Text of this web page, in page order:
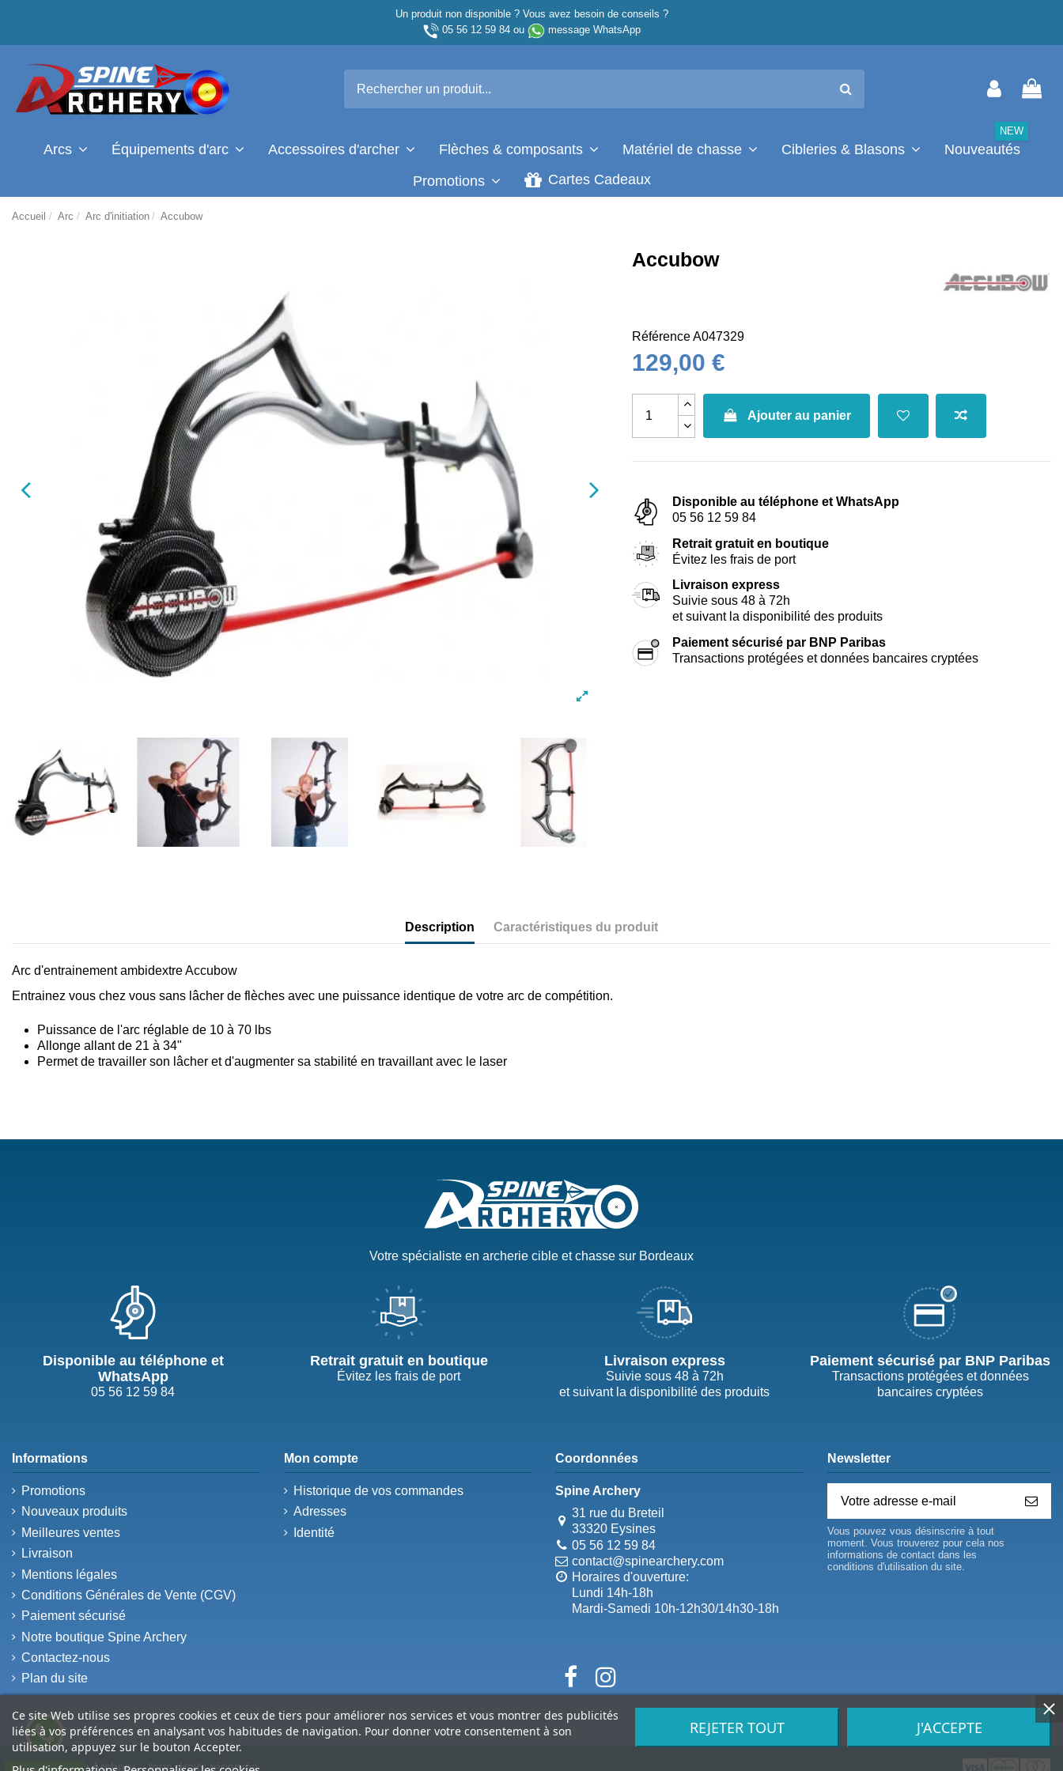
Un produit non disponible ? Vous avez besoin de conseils ?
05 56 12 59 84ou message WhatsApp
Arcs Équipements d'arc Accessoires d'archer Flèches & composants Matériel de chasse Cibleries & Blasons Nouveautés
NEW
Promotions Cartes Cadeaux
Accueil Arc Arc d'initiation Accubow
Accubow
RéférenceA047329
129,00 €
Ajouter au panier
Disponible au téléphone et WhatsApp
05 56 12 59 84
Retrait gratuit en boutique
Évitez les frais de port
Livraison express
Suivie sous 48 à 72h
et suivant la disponibilité des produits
Paiement sécurisé par BNP Paribas
Transactions protégées et données bancaires cryptées
Description Caractéristiques du produit
Arc d'entrainement ambidextre Accubow
Entrainez vous chez vous sans lâcher de flèches avec une puissance identique de votre arc de compétition.
Puissance de l'arc réglable de 10 à 70 lbs
Allonge allant de 21 à 34"
Permet de travailler son lâcher et d'augmenter sa stabilité en travaillant avec le laser
Votre spécialiste en archerie cible et chasse sur Bordeaux
Disponible au téléphone et
WhatsApp
05 56 12 59 84
Retrait gratuit en boutique
Évitez les frais de port
Livraison express
Suivie sous 48 à 72h
et suivant la disponibilité des produits
Paiement sécurisé par BNP Paribas
Transactions protégées et données
bancaires cryptées
Informations
Promotions
Nouveaux produits
Meilleures ventes
Livraison
Mentions légales
Conditions Générales de Vente (CGV)
Paiement sécurisé
Notre boutique Spine Archery
Contactez-nous
Plan du site
Mon compte
Historique de vos commandes
Adresses
Identité
Coordonnées
Spine Archery
31 rue du Breteil
33320 Eysines
05 56 12 59 84
contact@spinearchery.com
Horaires d'ouverture:
Lundi 14h-18h
Mardi-Samedi 10h-12h30/14h30-18h
Ce site Web utilise ses propres cookies et ceux de tiers pour améliorer nos services et vous montrer des publicités
liées à vos préférences en analysant vos habitudes de navigation. Pour donner votre consentement à son
utilisation, appuyez sur le bouton Accepter.
REJETER TOUT J'ACCEPTE
Newsletter
Vous pouvez vous désinscrire à tout
moment. Vous trouverez pour cela nos
informations de contact dans les
conditions d'utilisation du site.
© 2026 Spine Archery – tous droits réservés